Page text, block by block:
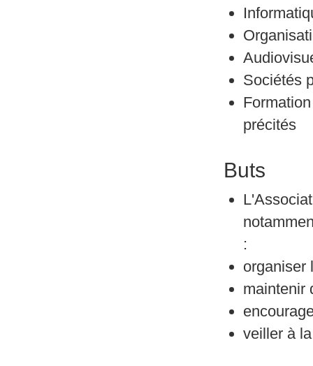
Sociétés
précités
Buts
:
organiser
maintenir
veiller à